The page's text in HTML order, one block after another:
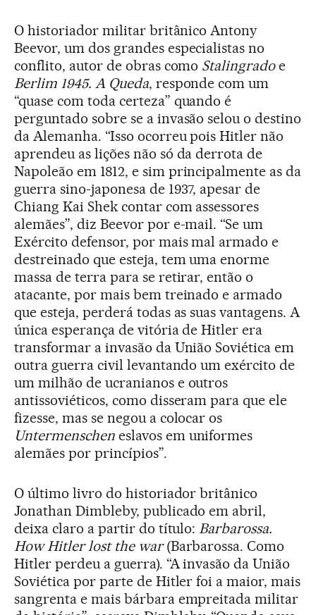
O historiador militar britânico Antony
Beevor, um dos grandes especialistas no
conflito, autor de obras como Stalingradoe
Berlim 1945. A Queda, responde com um
“quase com toda certeza” quando é
perguntado sobre se a invasão selou o destino
da Alemanha. “Isso ocorreu pois Hitler não
aprendeu as lições não só da derrota de
Napoleão em 1812, e sim principalmente as da
guerra sino-japonesa de 1937, apesar de
Chiang Kai Shek contar com assessores
alemães”, diz Beevor por e-mail. “Se um
Exército defensor, por mais mal armado e
destreinado que esteja, tem uma enorme
massa de terra para se retirar, então o
atacante, por mais bem treinado e armado
que esteja, perderá todas as suas vantagens. A
única esperança de vitória de Hitler era
transformar a invasão da União Soviética em
outra guerra civil levantando um exército de
um milhão de ucranianos e outros
antissoviéticos, como disseram para que ele
fizesse, mas se negou a colocar os
Untermenscheneslavos em uniformes
alemães por princípios”.
O último livro do historiador britânico
Jonathan Dimbleby, publicado em abril,
deixa claro a partir do título:Barbarossa.
How Hitler lost the war(Barbarossa. Como
Hitler perdeu a guerra). “A invasão da União
Soviética por parte de Hitler foi a maior, mais
sangrenta e mais bárbara empreitada militar